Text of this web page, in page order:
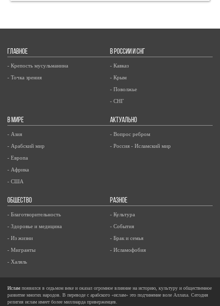
ГЛАВНОЕ
- Крепость мусульманина
- Точка зрения
В РОССИИ И СНГ
- Кавказ
- Крым
- Поволжье
- СНГ
В МИРЕ
- Азия
- Арабский мир
- Европа
- Африка
- США
АКТУАЛЬНО
- Вопрос ребром
- Россия - Исламский мир
ОБЩЕСТВО
- Благотворительность
- Здоровье и медицина
- Из жизни
- Мигранты
- Халяль
РАЗНОЕ
- Культура
- События
- Брак и семья
- Исламофобия
Ислам появился в седьмом веке и оказал огромное влияние на историю, культуру и общественное
развитие многих народов. В переводе с арабского «ислам» это подчинение воле Аллаха. Сегодня
религия ислам имеет более миллиарда приверженцев.